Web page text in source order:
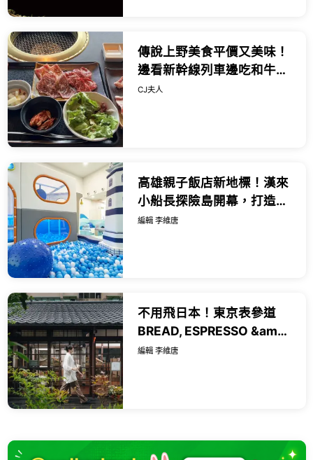
傳說上野美食平價又美味！
邊看新幹線列車邊吃和牛燒
肉，一份千日圓出頭就能吃
CJ夫人
高雄親子飯店新地標！漢來
小船長探險島開幕，打造近
百坪室內海洋樂園設施一次
編輯 李維唐
不用飛日本！東京表參道
BREAD, ESPRESSO &amp;
登陸永康商圈，百年日式老
編輯 李維唐